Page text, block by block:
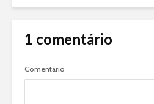
1 comentário
Comentário